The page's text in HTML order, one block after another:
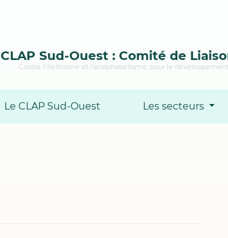
CLAP Sud-Ouest : Comité de
Contre l’illettrisme et l’analphabétisme, pour le
Le CLAP Sud-Ouest Les secteurs